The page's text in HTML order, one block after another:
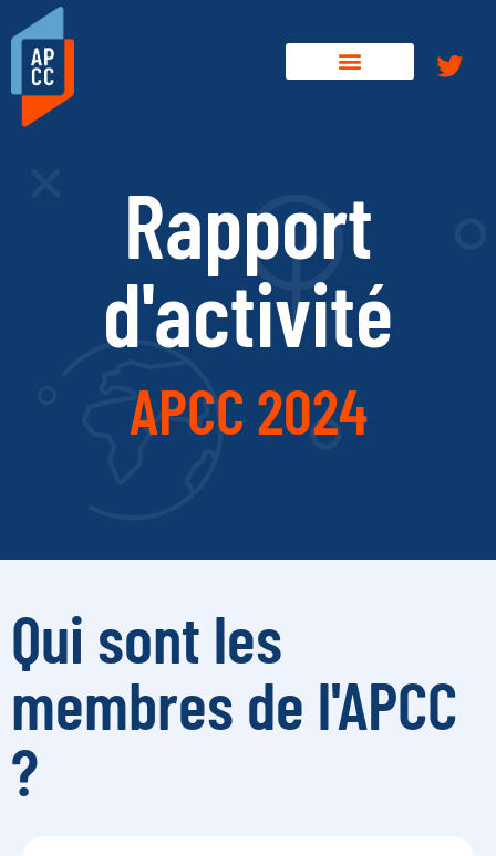
Rapport
d'activité
APCC 2024
Qui sont les
membres de l'APCC
?